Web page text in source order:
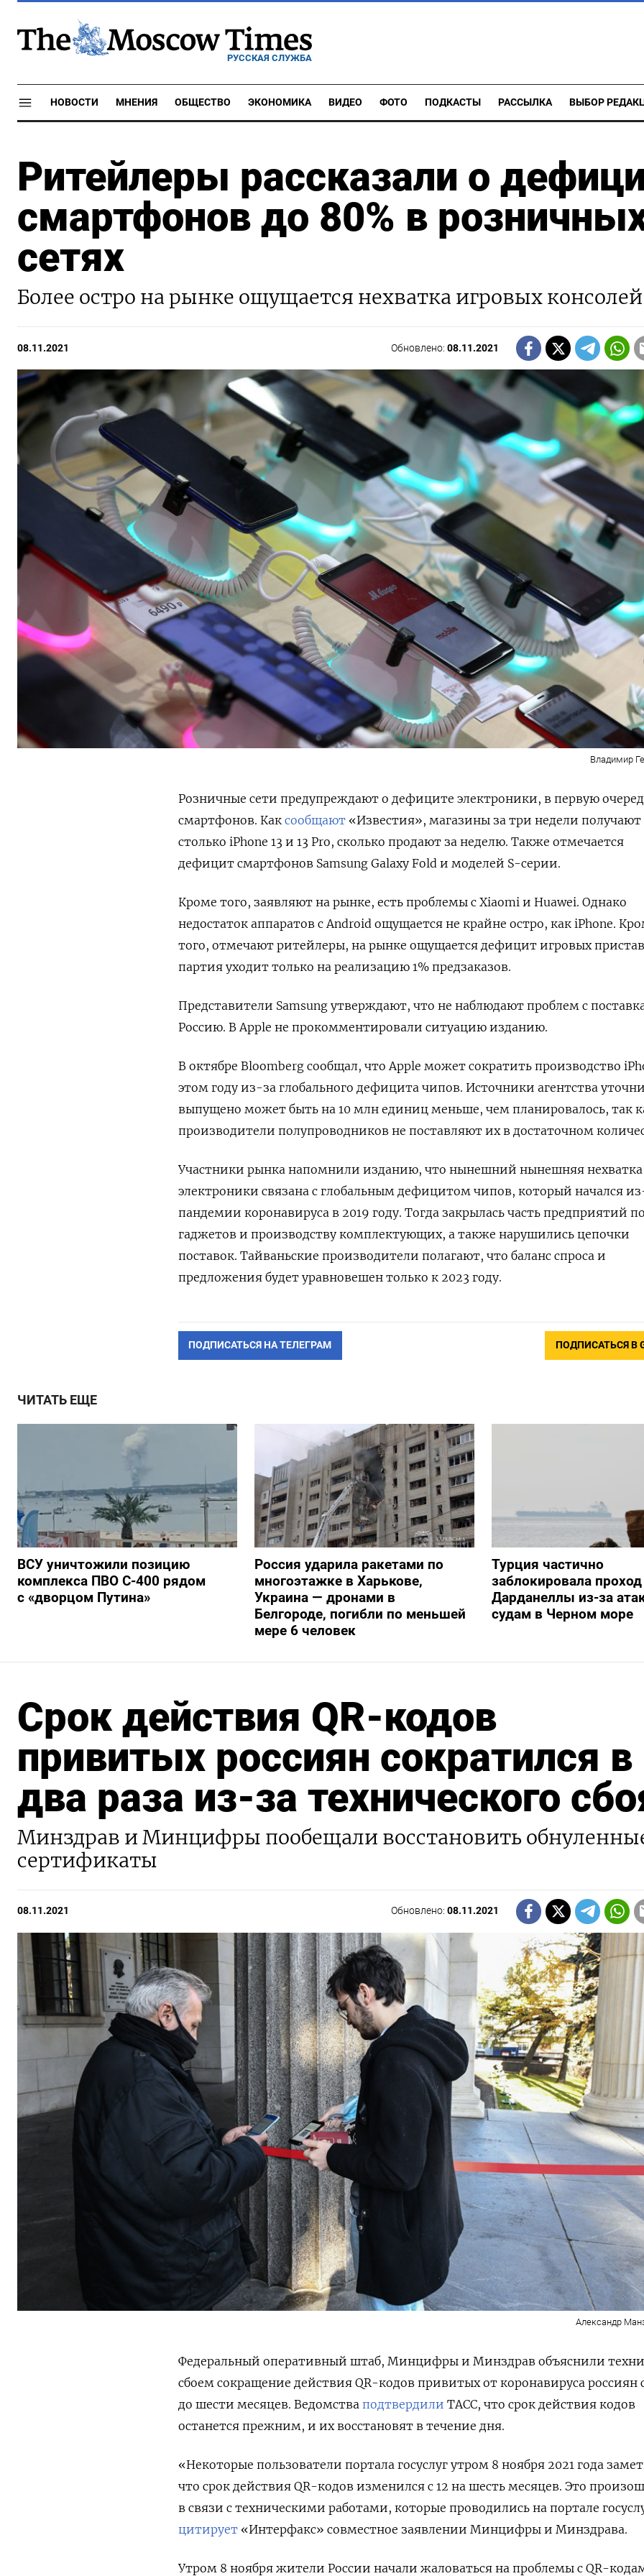
РУССКАЯ СЛУЖБА
НОВОСТИ МНЕНИЯ ОБЩЕСТВО ЭКОНОМИКА ВИДЕО ФОТО ПОДКАСТЫ РАССЫЛКА ВЫБОР
Ритейлеры рассказали о
смартфонов до 80% в
сетях
Более остро на рынке ощущается нехватка игровых консолей
08.11.2021 Обновлено:08.11.2021
Владимир
Розничные сети предупреждают о дефиците электроники, в первую
смартфонов. Как сообщают «Известия», магазины за три недели получают
столько iPhone 13 и 13 Pro, сколько продают за неделю. Также отмечается
дефицит смартфонов Samsung Galaxy Fold и моделей S-серии.
Кроме того, заявляют на рынке, есть проблемы с Xiaomi и Huawei. Однако
недостаток аппаратов с Android ощущается не крайне остро, как iPhone.
того, отмечают ритейлеры, на рынке ощущается дефицит игровых
партия уходит только на реализацию 1% предзаказов.
Представители Samsung утверждают, что не наблюдают проблем с
Россию. В Apple не прокомментировали ситуацию изданию.
В октябре Bloomberg сообщал, что Apple может сократить производство
этом году из-за глобального дефицита чипов. Источники агентства
выпущено может быть на 10 млн единиц меньше, чем планировалось, так
производители полупроводников не поставляют их в достаточном
Участники рынка напомнили изданию, что нынешний нынешняя нехватка
электроники связана с глобальным дефицитом чипов, который начался
пандемии коронавируса в 2019 году. Тогда закрылась часть предприятий
гаджетов и производству комплектующих, а также нарушились цепочки
поставок. Тайваньские производители полагают, что баланс спроса и
предложения будет уравновешен только к 2023 году.
ПОДПИСАТЬСЯ НА ТЕЛЕГРАМ ПОДПИСАТЬСЯ В
ЧИТАТЬ ЕЩЕ
ВСУ уничтожили позицию
комплекса ПВО С-400 рядом
с «дворцом Путина»
Россия ударила ракетами по
многоэтажке в Харькове,
Украина — дронами в
Белгороде, погибли по меньшей
мере 6 человек
Турция частично
заблокировала
Дарданеллы из-за
судам в Черном море
Срок действия QR-кодов
привитых россиян сократился в
два раза из-за технического
Минздрав и Минцифры пообещали восстановить
сертификаты
08.11.2021 Обновлено:08.11.2021
Александр
Федеральный оперативный штаб, Минцифры и Минздрав объяснили
сбоем сокращение действия QR-кодов привитых от коронавируса россиян
до шести месяцев. Ведомства подтвердили ТАСС, что срок действия кодов
останется прежним, и их восстановят в течение дня.
«Некоторые пользователи портала госуслуг утром 8 ноября 2021 года
что срок действия QR-кодов изменился с 12 на шесть месяцев. Это
в связи с техническими работами, которые проводились на портале
цитирует «Интерфакс» совместное заявлении Минцифры и Минздрава.
Утром 8 ноября жители России начали жаловаться на проблемы с QR-